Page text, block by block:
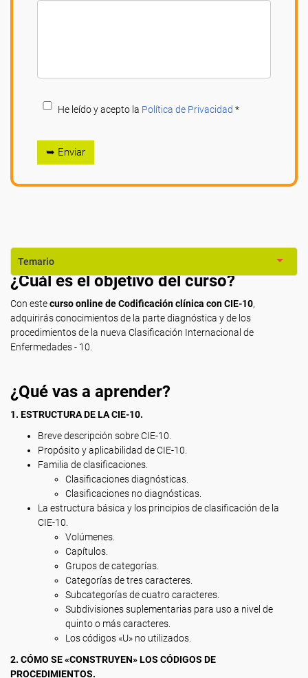
He leído y acepto la Política de Privacidad *
➥ Enviar
Temario
¿Cuál es el objetivo del curso?
Con estecurso online de Codificación clínica con CIE-10,
adquirirás conocimientos de la parte diagnóstica y de los
procedimientos de la nueva Clasificación Internacional de
Enfermedades - 10.
¿Qué vas a aprender?
1. ESTRUCTURA DE LA CIE-10.
Breve descripción sobre CIE-10.
Propósito y aplicabilidad de CIE-10.
Familia de clasificaciones.
Clasificaciones diagnósticas.
Clasificaciones no diagnósticas.
La estructura básica y los principios de clasificación de la
CIE-10.
Volúmenes.
Capítulos.
Grupos de categorías.
Categorías de tres caracteres.
Subcategorías de cuatro caracteres.
Subdivisiones suplementarias para uso a nivel de
quinto o más caracteres.
Los códigos «U» no utilizados.
2. CÓMO SE «CONSTRUYEN» LOS CÓDIGOS DE
PROCEDIMIENTOS.